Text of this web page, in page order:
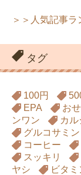
＞＞人気記事ラ
タグ
100円
EPA
お
ンワン
カル
グルコサミン
コーヒー
スッキリ
ヤシ
ビタミ